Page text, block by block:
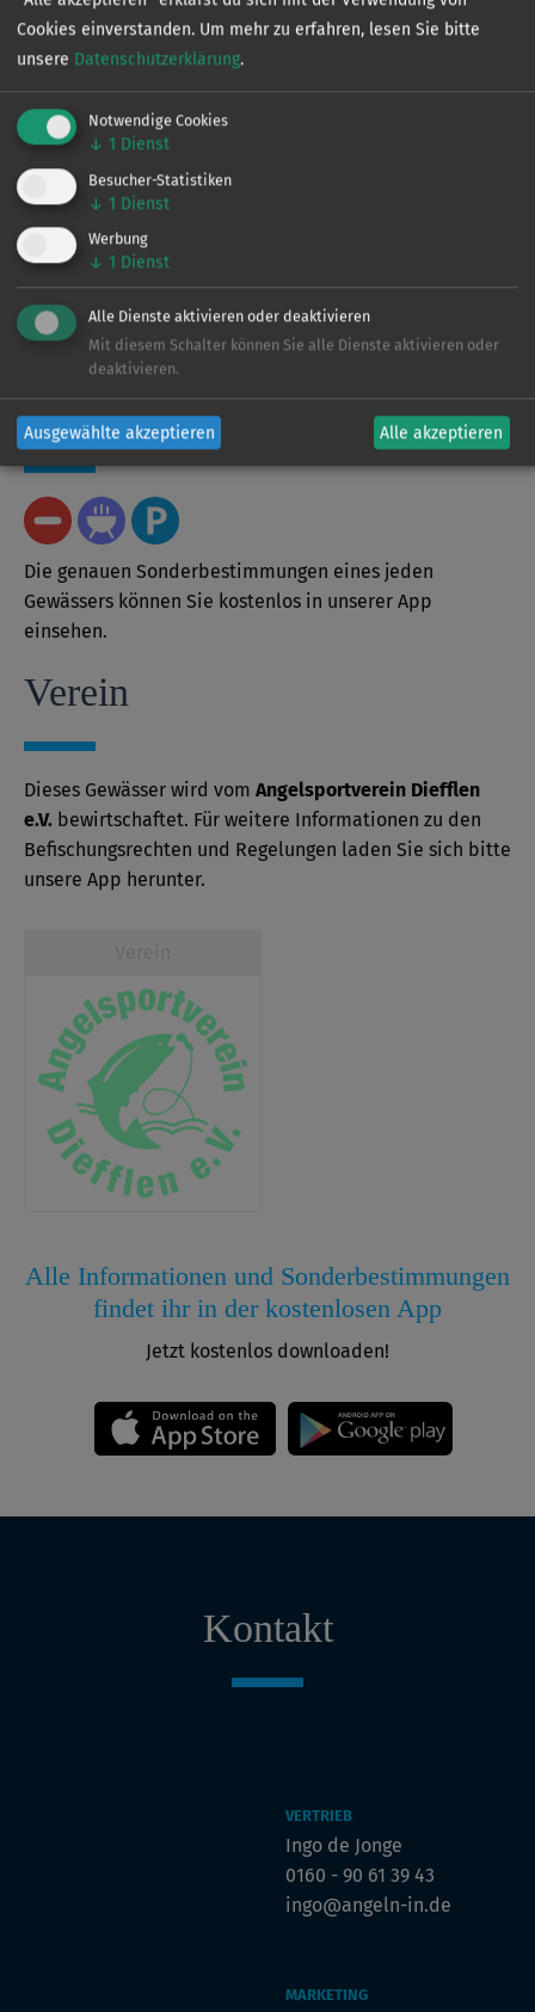
Sonder­bestimmungen
Die genauen Sonderbestimmungen eines jeden
Gewässers können Sie kostenlos in unserer App
einsehen.
Verein
Dieses Gewässer wird vom Angelsportverein Diefflen
e.V. bewirtschaftet. Für weitere Informationen zu den
Befischungsrechten und Regelungen laden Sie sich bitte
unsere App herunter.
Alle Informationen und Sonderbestimmungen
findet ihr in der kostenlosen App
Jetzt kostenlos downloaden!
Kontakt
VERTRIEB
Ingo de Jonge
0160 - 90 61 39 43
ingo@angeln-in.de
MARKETING
Cookies einverstanden. Um mehr zu erfahren, lesen Sie bitte
unsere Datenschutzerklärung.
Notwendige Cookies
↓ 1 Dienst
Besucher-Statistiken
↓ 1 Dienst
Werbung
↓ 1 Dienst
Alle Dienste aktivieren oder deaktivieren
Mit diesem Schalter können Sie alle Dienste aktivieren oder
deaktivieren.
Ausgewählte akzeptieren Alle akzeptieren